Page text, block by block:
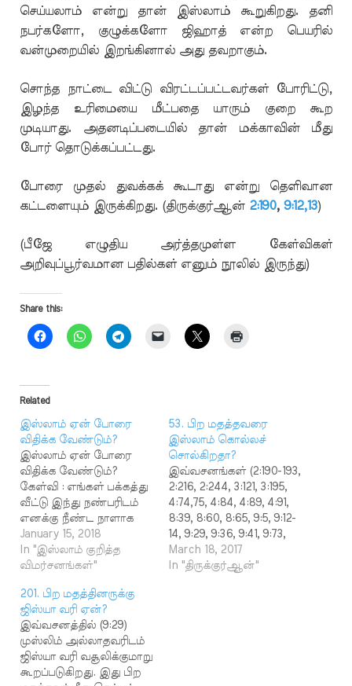
செய்யலாம் என்று தான் இஸ்லாம் கூறுகிறது. தனி
நபர்களோ, குழுக்களோ ஜிஹாத் என்ற பெயரில்
வன்முறையில் இறங்கினால் அது தவறாகும்.
சொந்த நாட்டை விட்டு விரட்டப்பட்டவர்கள் போரிட்டு,
இழந்த உரிமையை மீட்பதை யாரும் குறை கூற
முடியாது. அதனடிப்படையில் தான் மக்காவின் மீது
போர் தொடுக்கப்பட்டது.
போரை முதல் துவக்கக் கூடாது என்று தெளிவான
கட்டளையும் இருக்கிறது. (திருக்குர்ஆன் 2:190, 9:12,13)
(பீஜே எழுதிய அர்த்தமுள்ள கேள்விகள்
அறிவுப்பூர்வமான பதில்கள் எனும் நூலில் இருந்து)
Share this:
Related
இஸ்லாம் ஏன் போரை
விதிக்க வேண்டும்?
இஸ்லாம் ஏன் போரை
விதிக்க வேண்டும்?
கேள்வி : எங்கள் பக்கத்து
வீட்டு இந்து நண்பரிடம்
எனக்கு நீண்ட நாளாக
பழக்கம் உண்டு.
அவரிடம் இஸ்லாத்தை
அறிமுகம் செய்தேன்.
படிக்கக் கொடுத்தேன்.
அவருக்கு அதில்
சந்தேகம் ஏற்பட்டது.
அதில் இஸ்லாம் ஏன்
போரை விதிக்க
வேண்டும், மனிதனை
January 15, 2018
In "இஸ்லாம் குறித்த
விமர்சனங்கள்"
53. பிற மதத்தவரை
இஸ்லாம் கொல்லச்
சொல்கிறதா?
இவ்வசனங்கள் (2:190-193,
2:216, 2:244, 3:121, 3:195,
4:74,75, 4:84, 4:89, 4:91,
8:39, 8:60, 8:65, 9:5, 9:12-
14, 9:29, 9:36, 9:41, 9:73,
9:123, 22:39, 47:4, 66:9)
போர் செய்யுமாறு
March 18, 2017
In "திருக்குர்ஆன்"
201. பிற மதத்தினருக்கு
ஜிஸ்யா வரி ஏன்?
இவ்வசனத்தில் (9:29)
முஸ்லிம் அல்லாதவரிடம்
ஜிஸ்யா வரி வசூலிக்குமாறு
கூறப்படுகிறது. இது பிற